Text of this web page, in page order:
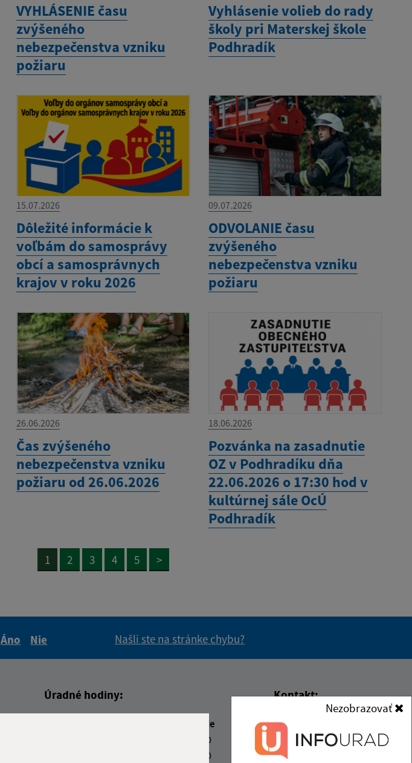
Nezobrazovať
VYHLÁSENIE času
zvýšeného
nebezpečenstva vzniku
požiaru
Vyhlásenie volieb do rady
školy pri Materskej škole
Podhradík
15.07.2026
Dôležité informácie k
voľbám do samosprávy
obcí a samosprávnych
krajov v roku 2026
09.07.2026
ODVOLANIE času
zvýšeného
nebezpečenstva vzniku
požiaru
26.06.2026
Čas zvýšeného
nebezpečenstva vzniku
požiaru od 26.06.2026
18.06.2026
Pozvánka na zasadnutie
OZ v Podhradíku dňa
22.06.2026 o 17:30 hod v
kultúrnej sále OcÚ
Podhradík
1 2 3 4 5 >
Áno
Nie
Našli ste na stránke chybu?
Úradné hodiny:
Čas poobede
13:00 - 17:00
13:00 - 15:00
Kontakt:
Obecný úrad Podhradík
Podhradík 82
080 06 Prešov